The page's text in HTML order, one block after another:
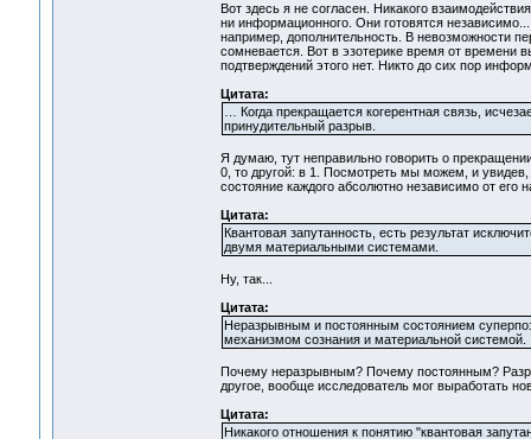
Вот здесь я не согласен. Никакого
ни информационного. Они готовятся
например, дополнительность. В невозможности
сомневается. Вот в эзотерике время от времени
подтверждений этого нет. Никто до сих пор
Цитата:
… Когда прекращается когерентная связь,
принудительный разрыв.
Я думаю, тут неправильно говорить о
0, то другой: в 1. Посмотреть мы можем, и
состояние каждого абсолютно независимо от его
Цитата:
Квантовая запутанность, есть результат
двумя материальными системами.
Ну, так...
Цитата:
Неразрывным и постоянным состоянием
механизмом сознания и материальной системой.
Почему неразрывным? Почему постоянным?
другое, вообще исследователь мог выработать
Цитата:
Никакого отношения к понятию "квантовая